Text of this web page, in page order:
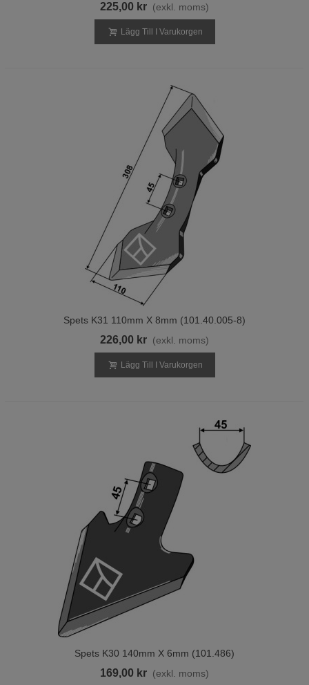
225,00 kr (exkl. moms)
Lägg Till I Varukorgen
Spets K31 110mm X 8mm (101.40.005-8)
226,00 kr (exkl. moms)
Lägg Till I Varukorgen
Spets K30 140mm X 6mm (101.486)
169,00 kr (exkl. moms)